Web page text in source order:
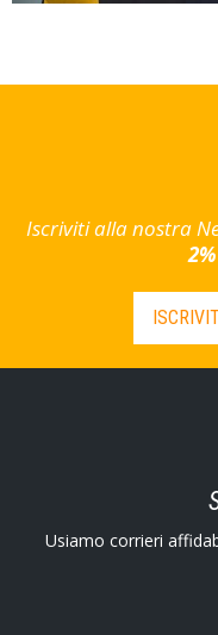
Iscriviti alla nostra
2%
Usiamo corrieri